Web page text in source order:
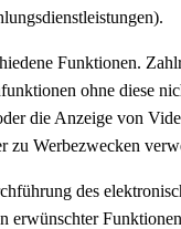
Funktionen.
ohne diese
die Anzeige von
zu Werbezwecken
des
erwünschter